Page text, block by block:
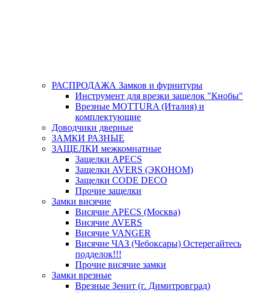
РАСПРОДАЖА Замков и фурнитуры
Инструмент для врезки защелок "Кнобы"
Врезные MOTTURA (Италия) и
комплектующие
Доводчики дверные
ЗАМКИ РАЗНЫЕ
ЗАЩЕЛКИ межкомнатные
Защелки APECS
Защелки AVERS (ЭКОНОМ)
Защелки CODE DECO
Прочие защелки
Замки висячие
Висячие APECS (Москва)
Висячие AVERS
Висячие VANGER
Висячие ЧАЗ (Чебоксары) Остерегайтесь
подделок!!!
Прочие висячие замки
Замки врезные
Врезные Зенит (г. Димитровград)